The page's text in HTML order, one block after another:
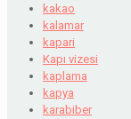
kakao
kalamar
kapari
Kapı vizesi
kaplama
kapya
karabiber